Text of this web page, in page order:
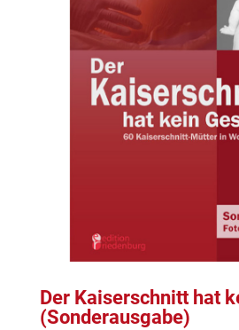
Der Kaiserschnitt hat
(Sonderausgabe)